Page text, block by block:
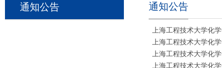
通知公告 通知公告
上海工程技术大学化
上海工程技术大学化
上海工程技术大学化
上海工程技术大学化